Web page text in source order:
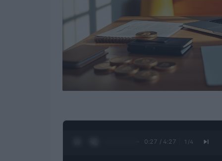
0:28 / 4:27 1 /4